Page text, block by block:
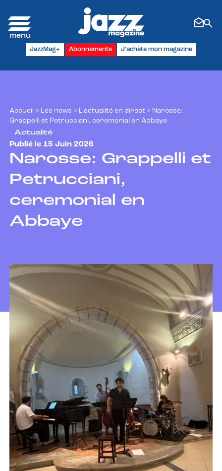
JazzMag+ Abonnements J'achète mon magazine
Accueil > Les news > L'actualité en direct > Narosse:
Grappelli et Petrucciani, ceremonial en Abbaye
Actualité
Publié le 15 Juin 2026
Narosse: Grappelli et
Petrucciani,
ceremonial en
Abbaye